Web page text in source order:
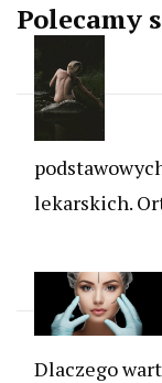
Polecamy
lekarskich.
Dlaczego